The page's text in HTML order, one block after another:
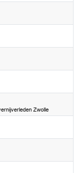
Zwolle